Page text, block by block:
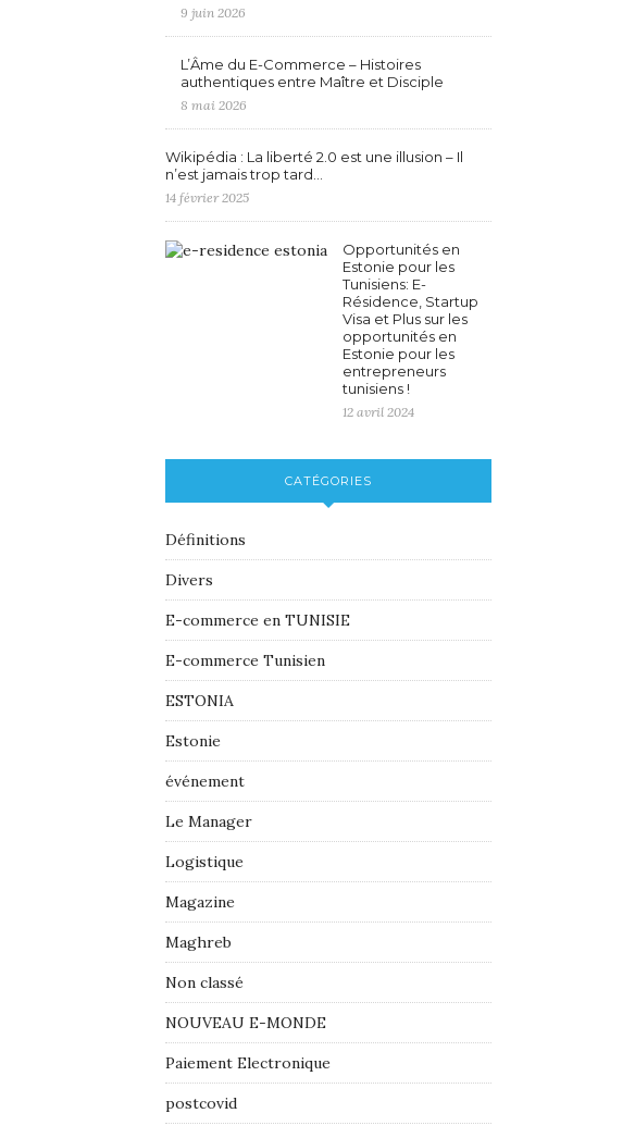
9 juin 2026
L’Âme du E-Commerce – Histoires
authentiques entre Maître et Disciple
8 mai 2026
Wikipédia : La liberté 2.0 est une illusion – Il
n’est jamais trop tard…
14 février 2025
Opportunités en
Estonie pour les
Tunisiens: E-
Résidence, Startup
Visa et Plus sur les
opportunités en
Estonie pour les
entrepreneurs
tunisiens !
12 avril 2024
CATÉGORIES
Définitions
Divers
E-commerce en TUNISIE
E-commerce Tunisien
ESTONIA
Estonie
événement
Le Manager
Logistique
Magazine
Maghreb
Non classé
NOUVEAU E-MONDE
Paiement Electronique
postcovid